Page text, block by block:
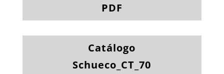
PDF
Catálogo
Schueco_CT_70